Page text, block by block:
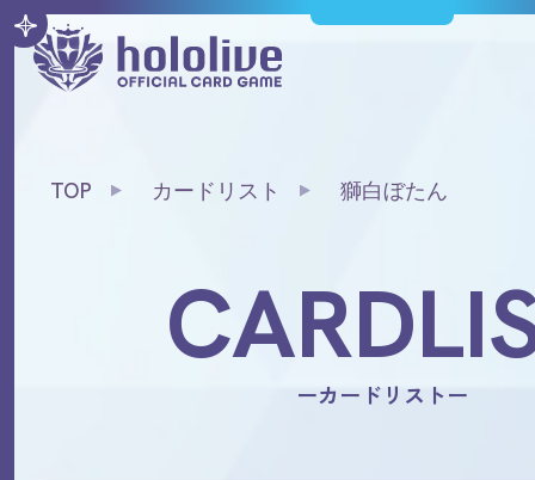
TOP カードリスト 獅白ぼたん
ーカードリストー